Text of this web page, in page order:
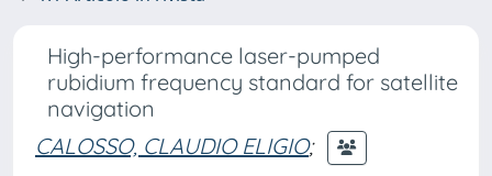
High-performance laser-pumped
rubidium frequency standard for satellite
navigation
CALOSSO, CLAUDIO ELIGIO;